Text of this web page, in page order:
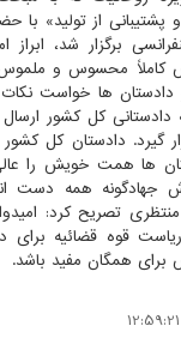
پشتیبانی از تولید» با
برگزار شد، ابراز
کاملاً محسوس و
ها خواست
کل کشور
گیرد. دادستان کل کشور
ها همت خویش را عالی
جهادگونه همه دست
منتظری تصریح کرد:
قوه قضائیه برای
همگان مفید باشد.
12:59:21